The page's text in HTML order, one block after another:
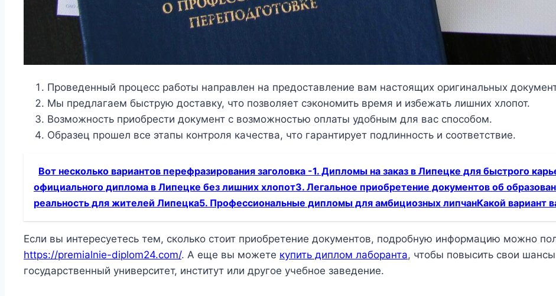
Проведенный процесс работы направлен на предоставление вам настоящих оригинальных
Мы предлагаем быструю доставку, что позволяет сэкономить время и избежать лишних хлопот.
Возможность приобрести документ с возможностью оплаты удобным для вас способом.
Образец прошел все этапы контроля качества, что гарантирует подлинность и соответствие.
Вот несколько вариантов перефразирования заголовка -1. Дипломы на заказ в Липецке для быстрого
официального диплома в Липецке без лишних хлопот3. Легальное приобретение документов об
реальность для жителей Липецка5. Профессиональные дипломы для амбициозных липчанКакой вариант
Если вы интересуетесь тем, сколько стоит приобретение документов, подробную информацию можно
https://premialnie-diplom24.com/. А еще вы можете купить диплом лаборанта, чтобы повысить свои
государственный университет, институт или другое учебное заведение.